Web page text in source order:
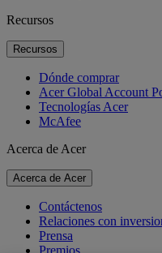
Recursos
Recursos
Dónde comprar
Acer Global Account
Tecnologías Acer
McAfee
Acerca de Acer
Acerca de Acer
Contáctenos
Relaciones con
Prensa
Premios